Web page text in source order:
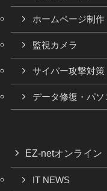
ホームページ制作
監視カメラ
サイバー攻撃対策
データ修復・パソ
EZ-netオンライン
IT NEWS